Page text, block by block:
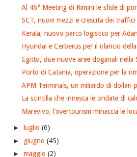
Al 46° Meeting di Rimini le sfide di
SCT, nuovi mezzi e crescita dei traffici
Kerala, nuovo parco logistico per
Hyundai e Cerberus per il rilancio
Egitto, due nuove aree doganali nella
Porto di Catania, operazione per la
APM Terminals, un miliardo di dollari
La scintilla che innesca le ondate di
Marevivo, l’overtourism minaccia le
► luglio (6)
► giugno (45)
► maggio (2)